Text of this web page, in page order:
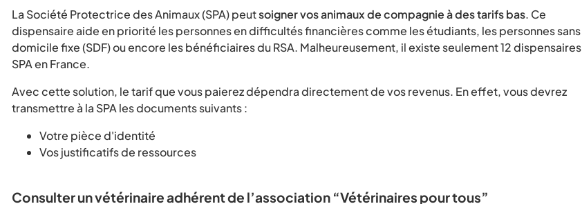
La Société Protectrice des Animaux (SPA) peutsoigner vos animaux de compagnie à des tarifs bas. Ce
dispensaire aide en priorité les personnes en difficultés financières comme les étudiants, les personnes sans
domicile fixe (SDF) ou encore les bénéficiaires du RSA. Malheureusement, il existe seulement 12 dispensaires
SPA en France.
Avec cette solution, le tarif que vous paierez dépendra directement de vos revenus. En effet, vous devrez
transmettre à la SPA les documents suivants :
Votre pièce d'identité
Vos justificatifs de ressources
Consulter un vétérinaire adhérent de l’association “Vétérinaires pour tous”